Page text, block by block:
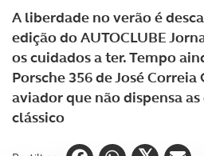
A liberdade no verão é
edição do AUTOCLUBE
os cuidados a ter. Tempo
Porsche 356 de José
aviador que não dispensa
clássico